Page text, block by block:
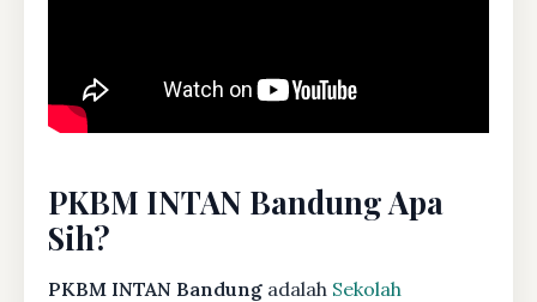
PKBM INTAN Bandung Apa
Sih?
PKBM INTAN Bandung adalah Sekolah